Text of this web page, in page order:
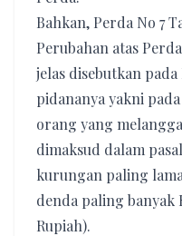
Bahkan, Perda No 7
Perubahan atas
jelas disebutkan
pidananya yakni
orang yang
dimaksud dalam
kurungan paling
denda paling banyak
Rupiah).